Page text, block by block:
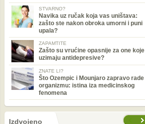
STVARNO?
Navika uz ručak koja vas uništava:
zašto ste nakon obroka umorni i puni
upala?
ZAPAMTITE
Zašto su vrućine opasnije za one koje
uzimaju antidepresive?
ZNATE LI?
Što Ozempic i Mounjaro zapravo rade
organizmu: istina iza medicinskog
fenomena
stranice
Izdvojeno